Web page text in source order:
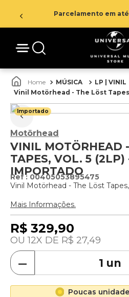
Parcelamento em até
MÚSICA LP | VINIL
Vinil Motörhead - The Löst
Importado
Motörhead
VINIL MOTÖRHEAD
TAPES, VOL. 5 (2LP)
IMPORTADO
: 00405053895475
Vinil Motörhead - The Löst
Mais Informações.
R$ 329,90
12 R$ 27,49
－
Poucas